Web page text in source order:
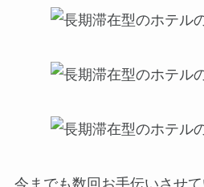
今までも数回お手伝いさせ